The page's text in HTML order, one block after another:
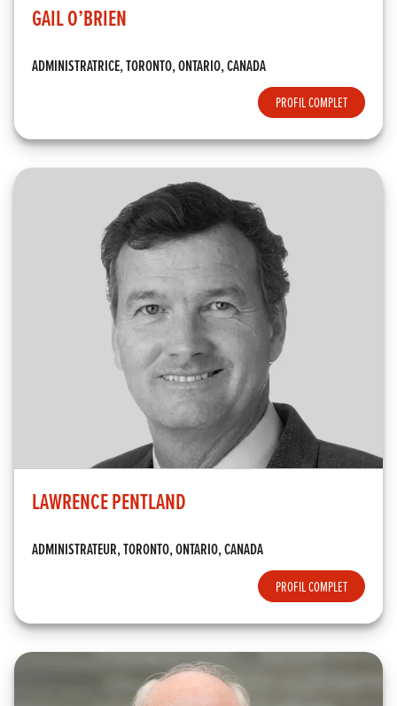
GAIL O’BRIEN
ADMINISTRATRICE, TORONTO, ONTARIO, CANADA
PROFIL COMPLET
LAWRENCE PENTLAND
ADMINISTRATEUR, TORONTO, ONTARIO, CANADA
PROFIL COMPLET